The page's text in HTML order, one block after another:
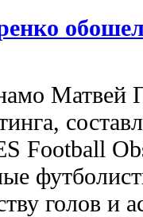
Матвей
Football
голов и